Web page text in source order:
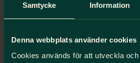
Samtycke Information
Denna webbplats använder cookies
Cookies används för att utveckla